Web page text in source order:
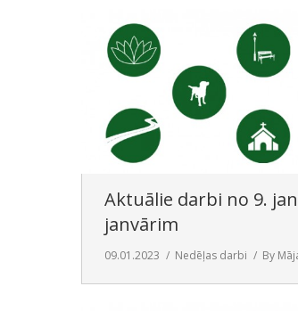
Aktuālie darbi no 9.
janvārim
09.01.2023 Nedēļas darbi By